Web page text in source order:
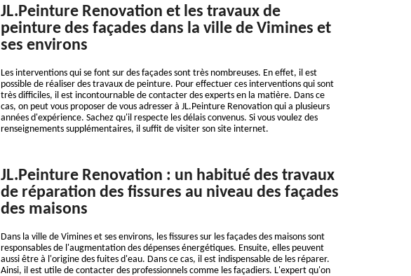
JL.Peinture Renovation et les travaux de
peinture des façades dans la ville de Vimines et
ses environs
Les interventions qui se font sur des façades sont très nombreuses. En effet, il est
possible de réaliser des travaux de peinture. Pour effectuer ces interventions qui sont
très difficiles, il est incontournable de contacter des experts en la matière. Dans ce
cas, on peut vous proposer de vous adresser à JL.Peinture Renovation qui a plusieurs
années d'expérience. Sachez qu'il respecte les délais convenus. Si vous voulez des
renseignements supplémentaires, il suffit de visiter son site internet.
JL.Peinture Renovation : un habitué des travaux
de réparation des fissures au niveau des façades
des maisons
Dans la ville de Vimines et ses environs, les fissures sur les façades des maisons sont
responsables de l'augmentation des dépenses énergétiques. Ensuite, elles peuvent
aussi être à l'origine des fuites d'eau. Dans ce cas, il est indispensable de les réparer.
Ainsi, il est utile de contacter des professionnels comme les façadiers. L'expert qu'on